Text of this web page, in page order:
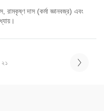
রামকৃষ্ণ দাস (কর্মা জ্ঞানবজ্র) এবং